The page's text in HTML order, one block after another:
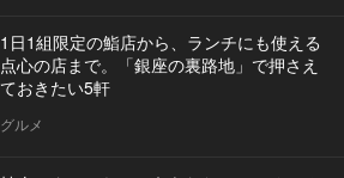
1日1組限定の鮨店から、ランチにも使える
点心の店まで。「銀座の裏路地」で押さえ
ておきたい5軒
グルメ